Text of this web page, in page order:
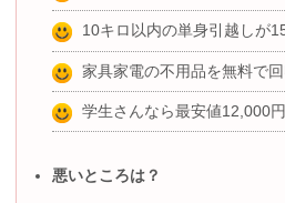
10キロ以内の単身引越しが
家具家電の不用品を無料で
学生さんなら最安値12,000
悪いところは？